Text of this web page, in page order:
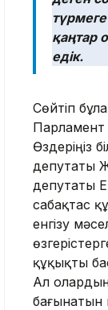
қаңтар
едік.
Сөйтіп
Парламент
Өздеріңіз
депутаты
депутаты
сабақтас
енгізу
құқықты
Ал
бағынатын